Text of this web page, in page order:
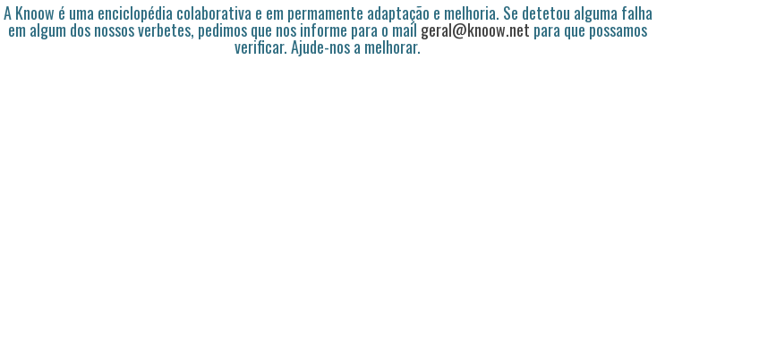
A Knoow é uma enciclopédia colaborativa e em permamente adaptação e melhoria. Se detetou alguma falha
em algum dos nossos verbetes, pedimos que nos informe para o mail geral@knoow.net para que possamos
verificar. Ajude-nos a melhorar.